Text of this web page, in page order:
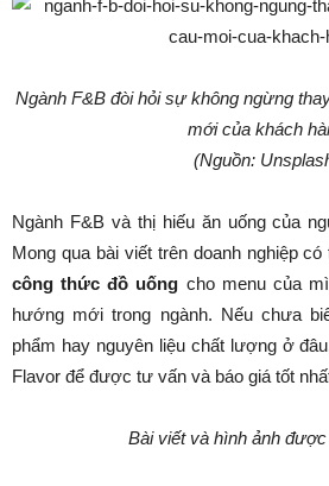
Ngành F&B đòi hỏi sự không ngừng
mới của khách
(Nguồn:
Ngành F&B và thị hiếu ăn uống của
Mong qua bài viết trên doanh nghiệp
công thức đồ uống cho menu của
hướng mới trong ngành. Nếu chưa
phẩm hay nguyên liệu chất lượng ở
Flavor để được tư vấn và báo giá tốt
Bài viết và hình ảnh